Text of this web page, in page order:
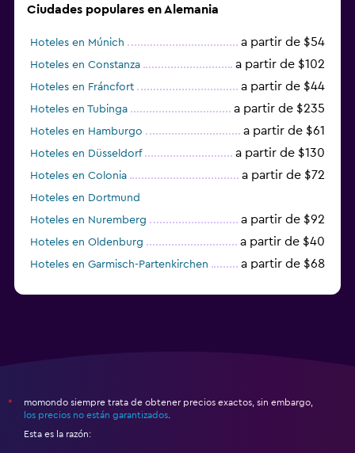
Ciudades populares en Alemania
Hoteles en Múnich a partir de $54
Hoteles en Constanza a partir de $102
Hoteles en Fráncfort a partir de $44
Hoteles en Tubinga a partir de $235
Hoteles en Hamburgo a partir de $61
Hoteles en Düsseldorf a partir de $130
Hoteles en Colonia a partir de $72
Hoteles en Dortmund
Hoteles en Nuremberg
a partir de $92
Hoteles en Oldenburg a partir de $40
Hoteles en Garmisch-Partenkirchen a partir de $68
*
momondo siempre trata de obtener precios exactos, sin embargo,
los precios no están garantizados
Esta es la razón: